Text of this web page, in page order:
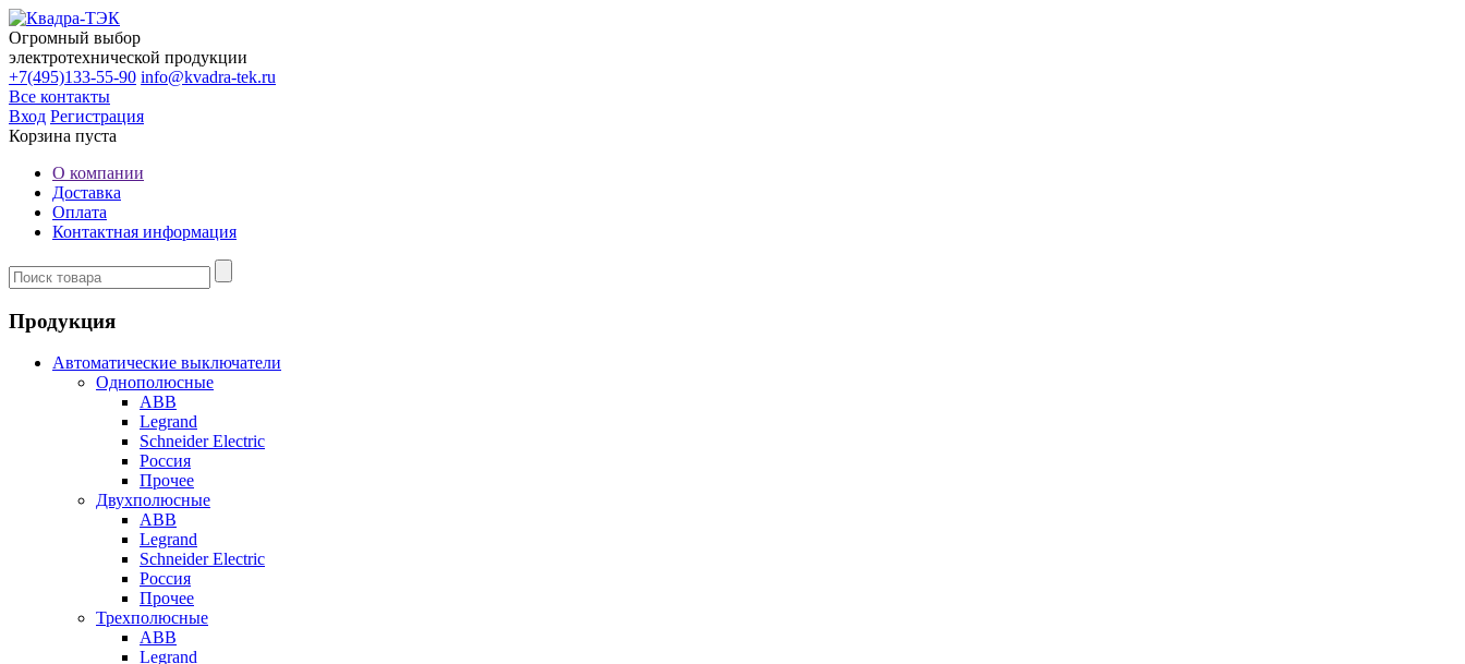
Огромный выбор
электротехнической продукции
+7(495)133-55-90 info@kvadra-tek.ru
Все контакты
Вход Регистрация
Корзина пуста
О компании
Доставка
Оплата
Контактная информация
Продукция
Автоматические выключатели
Однополюсные
ABB
Legrand
Schneider Electric
Россия
Прочее
Двухполюсные
ABB
Legrand
Schneider Electric
Россия
Прочее
Трехполюсные
ABB
Legrand